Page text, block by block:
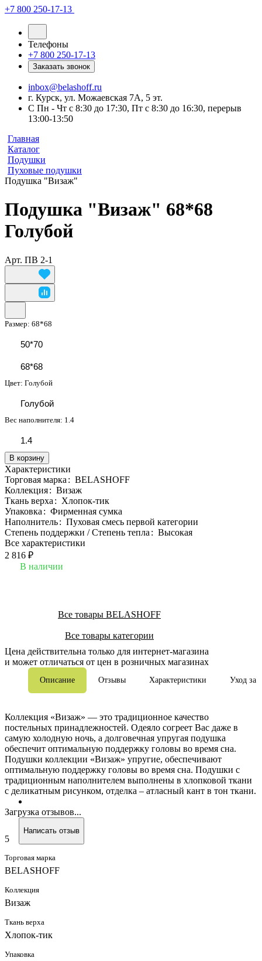
+7 800 250-17-13
Телефоны
+7 800 250-17-13
Заказать звонок
inbox@belashoff.ru
г. Курск, ул. Можаевская 7А, 5 эт.
C Пн - Чт с 8:30 до 17:30, Пт с 8:30 до 16:30, перерыв
13:00-13:50
Главная
Каталог
Подушки
Пуховые подушки
Подушка "Визаж"
Подушка "Визаж" 68*68
Голубой
Арт. ПВ 2-1
Размер: 68*68
50*70
68*68
Цвет: Голубой
Голубой
Вес наполнителя: 1.4
1.4
В корзину
Характеристики
Торговая марка : BELASHOFF
Коллекция: Визаж
Ткань верха : Хлопок-тик
Упаковка : Фирменная сумка
Наполнитель: Пуховая смесь первой категории
Степень поддержки / Степень тепла : Высокая
Все характеристики
2 816 ₽
В наличии
Все товары BELASHOFF
Все товары категории
Цена действительна только для интернет-магазина
и может отличаться от цен в розничных магазинах
Описание Отзывы Характеристики Уход за
Коллекция «Визаж» — это традиционное качество
постельных принадлежностей. Одеяло согреет Вас даже в
самую холодную ночь, а долговечная упругая подушка
обеспечит оптимальную поддержку головы во время сна.
Подушки коллекции «Визаж» упругие, обеспечивают
оптимальную поддержку головы во время сна. Подушки с
традиционным наполнителем выполнены в хлопковой ткани
с деликатным рисунком, отделка – атласный кант в тон ткани.
Загрузка отзывов...
5
Написать отзыв
Торговая марка
BELASHOFF
Коллекция
Визаж
Ткань верха
Хлопок-тик
Упаковка